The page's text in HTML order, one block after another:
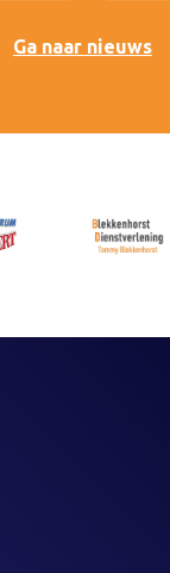
Ga naar nieuws